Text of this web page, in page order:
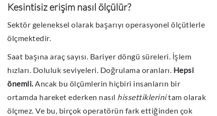
Kesintisiz erişim nasıl ölçülür?
Sektör geleneksel olarak başarıyı operasyonel ölçütlerle
ölçmektedir.
Saat başına araç sayısı. Bariyer döngü süreleri. İşlem
hızları. Doluluk seviyeleri. Doğrulama oranları. Hepsi
önemli.Ancak bu ölçümlerin hiçbiri insanların bir
ortamda hareket ederken nasıl hissettiklerinitam olarak
ölçmez. Ve bu, birçok operatörün fark ettiğinden çok